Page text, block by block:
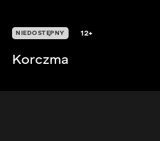
NIEDOSTĘPNY 12+
Korczma